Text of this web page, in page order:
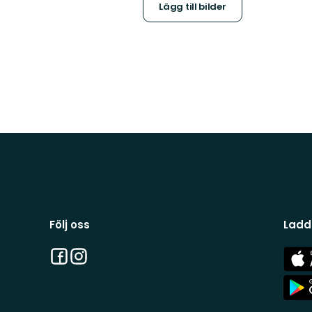
Lägg till bilder
Följ oss
Facebook
Instagram
App
Store
App
Store